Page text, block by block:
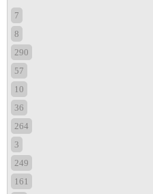
7
8
290
57
10
36
264
3
249
161